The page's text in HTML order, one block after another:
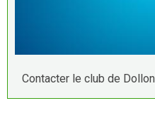
Contacter le club de Dollon